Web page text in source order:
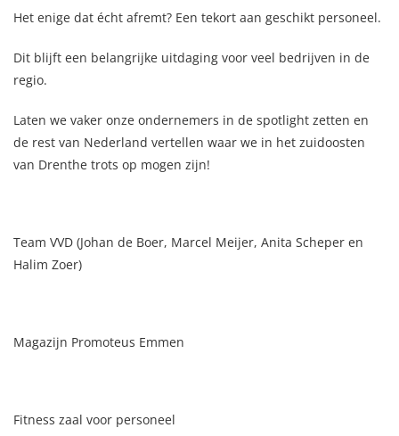
Het enige dat écht afremt? Een tekort aan geschikt personeel.
Dit blijft een belangrijke uitdaging voor veel bedrijven in de
regio.
Laten we vaker onze ondernemers in de spotlight zetten en
de rest van Nederland vertellen waar we in het zuidoosten
van Drenthe trots op mogen zijn!
Team VVD (Johan de Boer, Marcel Meijer, Anita Scheper en
Halim Zoer)
Magazijn Promoteus Emmen
Fitness zaal voor personeel